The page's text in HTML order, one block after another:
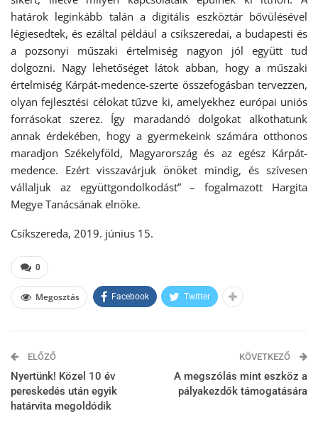
határok leginkább talán a digitális eszköztár bővülésével
légiesedtek, és ezáltal például a csíkszeredai, a budapesti és
a pozsonyi műszaki értelmiség nagyon jól együtt tud
dolgozni. Nagy lehetőséget látok abban, hogy a műszaki
értelmiség Kárpát-medence-szerte összefogásban tervezzen,
olyan fejlesztési célokat tűzve ki, amelyekhez európai uniós
forrásokat szerez. Így maradandó dolgokat alkothatunk
annak érdekében, hogy a gyermekeink számára otthonos
maradjon Székelyföld, Magyarország és az egész Kárpát-
medence. Ezért visszavárjuk önöket mindig, és szívesen
vállaljuk az együttgondolkodást” – fogalmazott Hargita
Megye Tanácsának elnöke.
Csíkszereda, 2019. június 15.
0
Megosztás Facebook Twitter
ELŐZŐ
Nyertünk! Közel 10 év
pereskedés után egyik
határvita megoldódik
KÖVETKEZŐ
A megszólás mint eszköz a
pályakezdők támogatására